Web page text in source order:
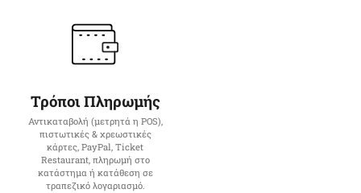
Τρόποι Πληρωμής
Αντικαταβολή (μετρητά η POS),
πιστωτικές & χρεωστικές
κάρτες, PayPal, Ticket
Restaurant, πληρωμή στο
κατάστημα ή κατάθεση σε
τραπεζικό λογαριασμό.